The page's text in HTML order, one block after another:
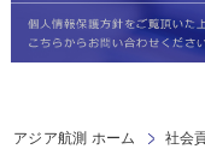
アジア航測 ホーム 社会